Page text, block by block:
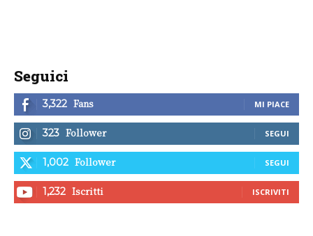
Seguici
3,322 Fans MI PIACE
323 Follower SEGUI
1,002 Follower SEGUI
1,232 Iscritti ISCRIVITI